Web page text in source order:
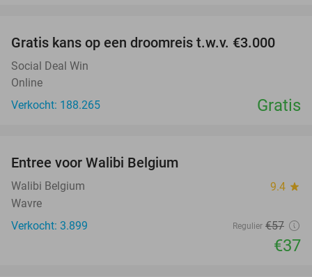
Gratis kans op een droomreis t.w.v. €3.000
Social Deal Win
Online
Verkocht: 188.265
Gratis
Entree voor Walibi Belgium
Walibi Belgium 9.4 star
Wavre
Verkocht: 3.899
Regulier €57
€37